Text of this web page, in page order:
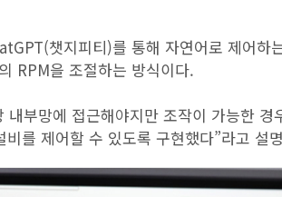
챗지피티)를 통해 자연어로 제어하
RPM을 조절하는 방식이다.
부망에 접근해야지만 조작이 가능한 경
를 제어할 수 있도록 구현했다”라고 설